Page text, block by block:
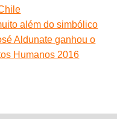
além do simbólico
Aldunate ganhou o
Humanos 2016